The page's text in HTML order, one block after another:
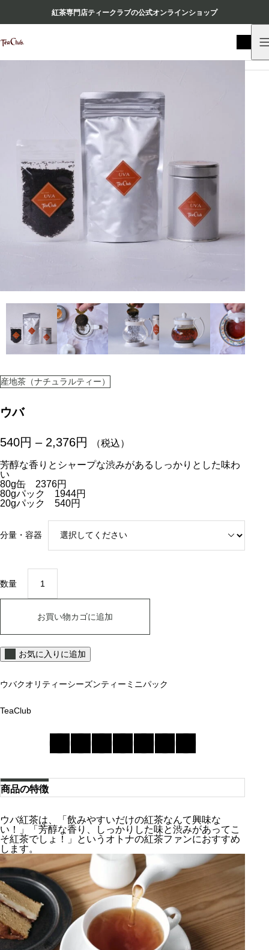
紅茶専門店ティークラブの公式オンラインショップ
産地茶（ナチュラルティー）
ウバ
540円 – 2,376円 価
帯
円
–
2
6
円
（税込）
芳醇な香りとシャープな渋みがあるしっかりとした味わ
い
80g缶 2376円
80gパック 1944円
20gパック 540円
分量・容器
数量
ウ
お買い物カゴに追加
お気に入りに追加
ウバクオリティーシーズンティー ミニパック
TeaClub
商品の特徴
ウバ紅茶は、「飲みやすいだけの紅茶なんて興味な
い！」「芳醇な香り、しっかりした味と渋みがあってこ
そ紅茶でしょ！」というオトナの紅茶ファンにおすすめ
します。